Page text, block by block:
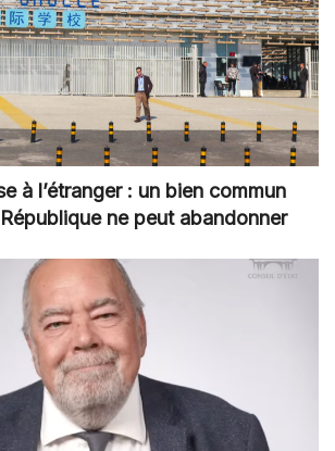
à l’étranger : un bien commun
ne peut abandonner